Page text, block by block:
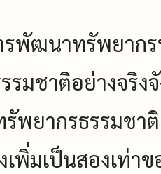
รพัฒนาทรัพยาก
รมชาติอย่างจริง
รัพยากรธรรมช
เพิ่มเป็นสองเท่า